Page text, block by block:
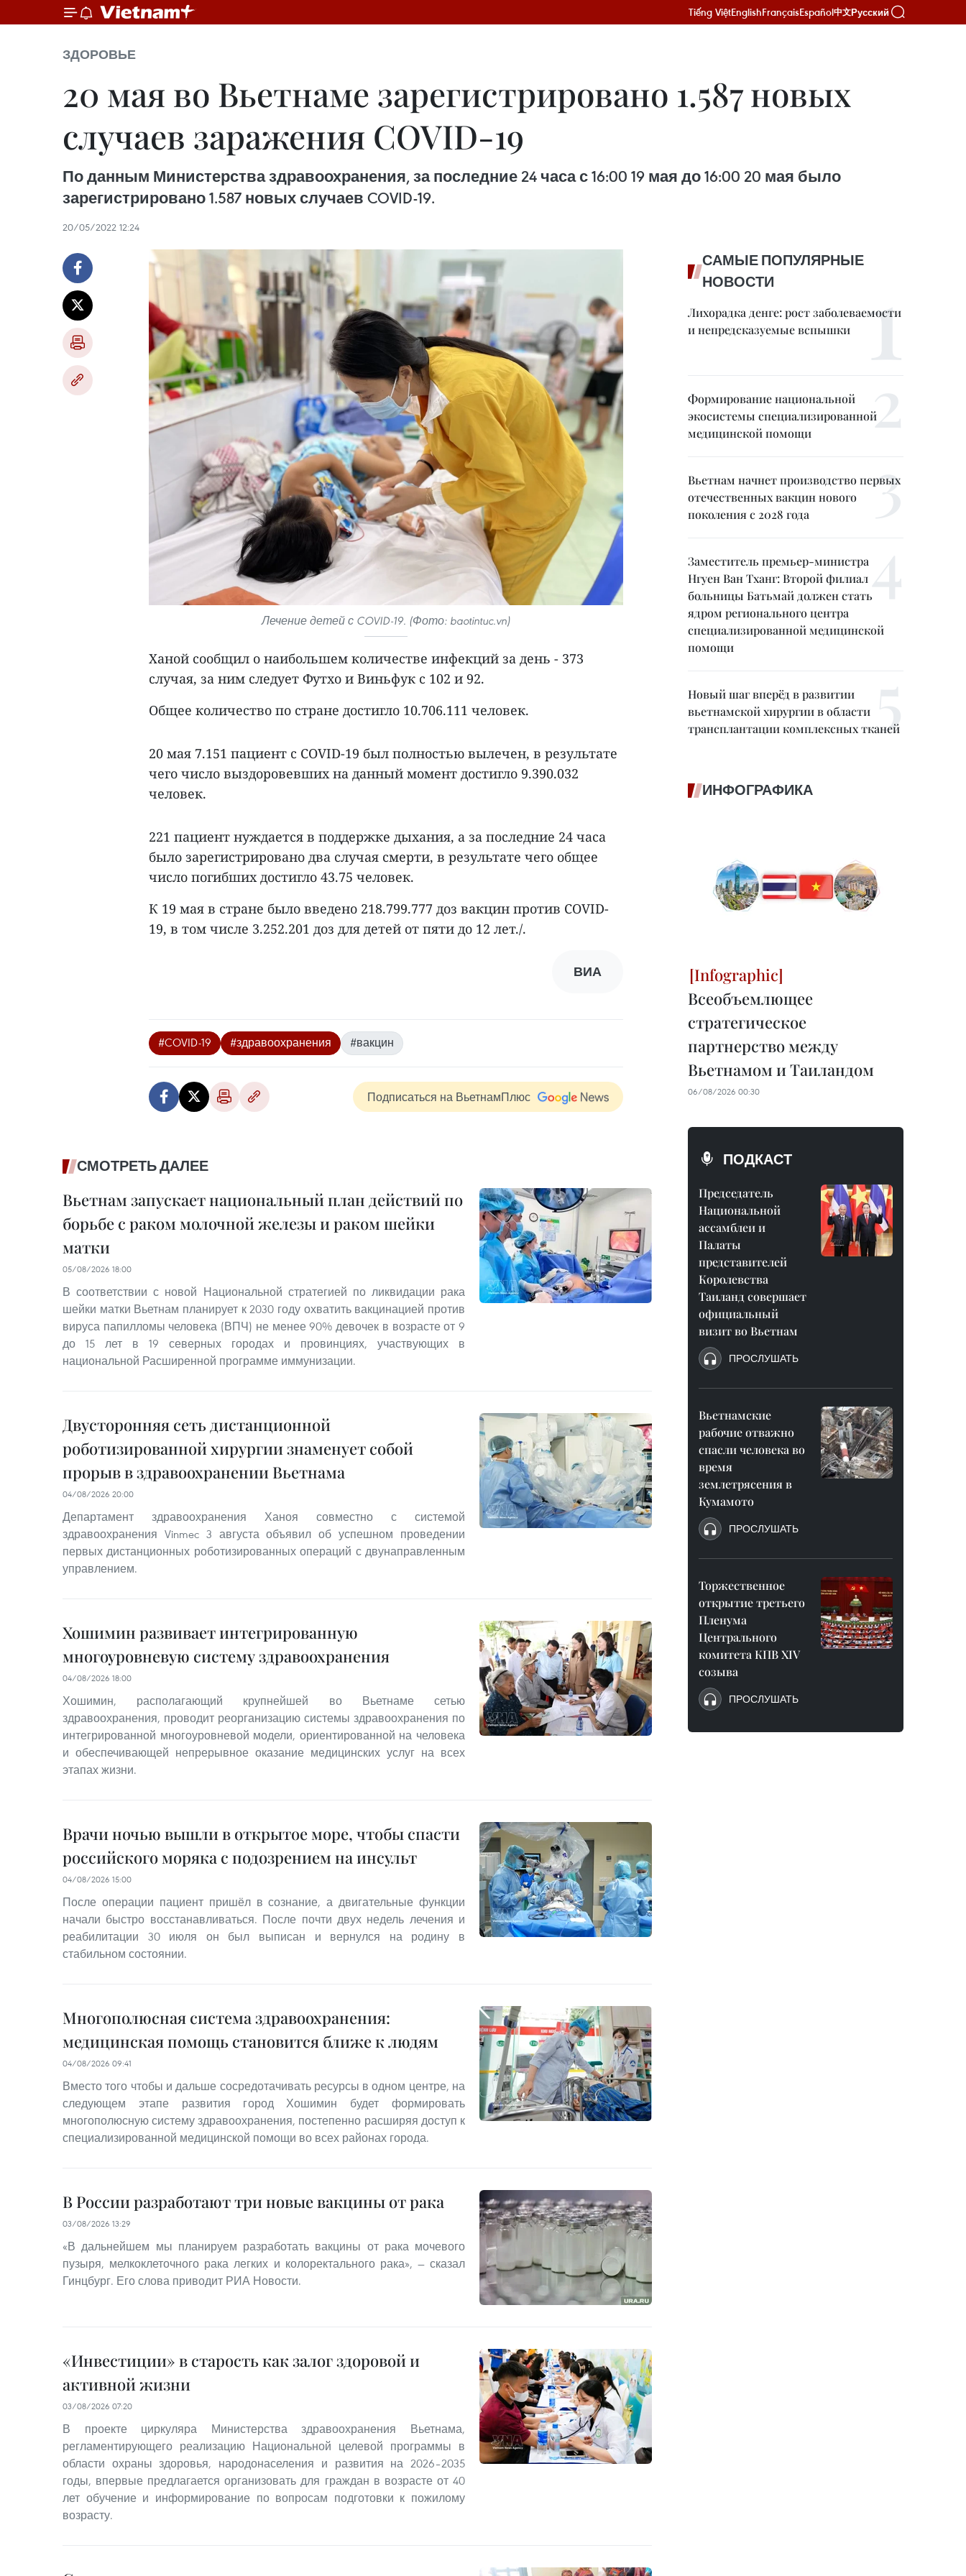
Tiếng ViệtEnglishFrançaisEspañol中文Русский
ЗДОРОВЬЕ
20 мая во Вьетнаме зарегистрировано 1.587 новых
случаев заражения COVID-19
По данным Министерства здравоохранения, за последние 24 часа с 16:00 19 мая до 16:00 20 мая было
зарегистрировано 1.587 новых случаев COVID-19.
20/05/2022 12:24
Лечение детей с COVID-19. (Фото: baotintuc.vn)
Ханой сообщил о наибольшем количестве инфекций за день - 373
случая, за ним следует Футхо и Виньфук с 102 и 92.
Общее количество по стране достигло 10.706.111 человек.
20 мая 7.151 пациент с COVID-19 был полностью вылечен, в результате
чего число выздоровевших на данный момент достигло 9.390.032
человек.
221 пациент нуждается в поддержке дыхания, а за последние 24 часа
было зарегистрировано два случая смерти, в результате чего общее
число погибших достигло 43.75 человек.
К 19 мая в стране было введено 218.799.777 доз вакцин против COVID-
19, в том числе 3.252.201 доз для детей от пяти до 12 лет./.
ВИА
#COVID-19 #здравоохранения #вакцин
Подписаться на ВьетнамПлюс
СМОТРЕТЬ ДАЛЕЕ
Вьетнам запускает национальный план действий по
борьбе с раком молочной железы и раком шейки
матки
05/08/2026 18:00
В соответствии с новой Национальной стратегией по ликвидации рака
шейки матки Вьетнам планирует к 2030 году охватить вакцинацией против
вируса папилломы человека (ВПЧ) не менее 90% девочек в возрасте от 9
до 15 лет в 19 северных городах и провинциях, участвующих в
национальной Расширенной программе иммунизации.
Двусторонняя сеть дистанционной
роботизированной хирургии знаменует собой
прорыв в здравоохранении Вьетнама
04/08/2026 20:00
Департамент здравоохранения Ханоя совместно с системой
здравоохранения Vinmec 3 августа объявил об успешном проведении
первых дистанционных роботизированных операций с двунаправленным
управлением.
Хошимин развивает интегрированную
многоуровневую систему здравоохранения
04/08/2026 18:00
Хошимин, располагающий крупнейшей во Вьетнаме сетью
здравоохранения, проводит реорганизацию системы здравоохранения по
интегрированной многоуровневой модели, ориентированной на человека
и обеспечивающей непрерывное оказание медицинских услуг на всех
этапах жизни.
Врачи ночью вышли в открытое море, чтобы спасти
российского моряка с подозрением на инсульт
04/08/2026 15:00
После операции пациент пришёл в сознание, а двигательные функции
начали быстро восстанавливаться. После почти двух недель лечения и
реабилитации 30 июля он был выписан и вернулся на родину в
стабильном состоянии.
Многополюсная система здравоохранения:
медицинская помощь становится ближе к людям
04/08/2026 09:41
Вместо того чтобы и дальше сосредотачивать ресурсы в одном центре, на
следующем этапе развития город Хошимин будет формировать
многополюсную систему здравоохранения, постепенно расширяя доступ к
специализированной медицинской помощи во всех районах города.
В России разработают три новые вакцины от рака
03/08/2026 13:29
«В дальнейшем мы планируем разработать вакцины от рака мочевого
пузыря, мелкоклеточного рака легких и колоректального рака», — сказал
Гинцбург. Его слова приводит РИА Новости.
«Инвестиции» в старость как залог здоровой и
активной жизни
03/08/2026 07:20
В проекте циркуляра Министерства здравоохранения Вьетнама,
регламентирующего реализацию Национальной целевой программы в
области охраны здоровья, народонаселения и развития на 2026–2035
годы, впервые предлагается организовать для граждан в возрасте от 40
лет обучение и информирование по вопросам подготовки к пожилому
возрасту.
САМЫЕ ПОПУЛЯРНЫЕ
НОВОСТИ
Лихорадка денге: рост заболеваемости
и непредсказуемые вспышки
Формирование национальной
экосистемы специализированной
медицинской помощи
Вьетнам начнет производство первых
отечественных вакцин нового
поколения с 2028 года
Заместитель премьер-министра
Нгуен Ван Тханг: Второй филиал
больницы Батьмай должен стать
ядром регионального центра
специализированной медицинской
помощи
Новый шаг вперёд в развитии
вьетнамской хирургии в области
трансплантации комплексных тканей
ИНФОГРАФИКА
Всеобъемлющее
стратегическое
партнерство между
Вьетнамом и Таиландом
06/08/2026 00:30
ПОДКАСТ
Председатель
Национальной
ассамблеи и
Палаты
представителей
Королевства
Таиланд совершает
официальный
визит во Вьетнам
ПРОСЛУШАТЬ
Вьетнамские
рабочие отважно
спасли человека во
время
землетрясения в
Кумамото
ПРОСЛУШАТЬ
Торжественное
открытие третьего
Пленума
Центрального
комитета КПВ XIV
созыва
ПРОСЛУШАТЬ